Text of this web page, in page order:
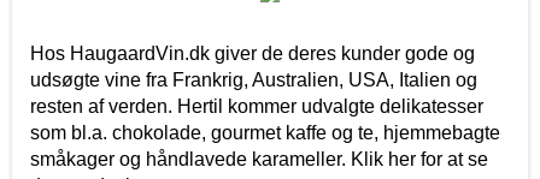
Hos HaugaardVin.dk giver de deres kunder gode og
udsøgte vine fra Frankrig, Australien, USA, Italien og
resten af verden. Hertil kommer udvalgte delikatesser
som bl.a. chokolade, gourmet kaffe og te, hjemmebagte
småkager og håndlavede karameller. Klik her for at se